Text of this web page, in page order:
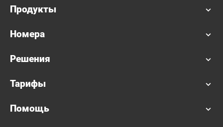
Продукты
Номера
Решения
Тарифы
Помощь